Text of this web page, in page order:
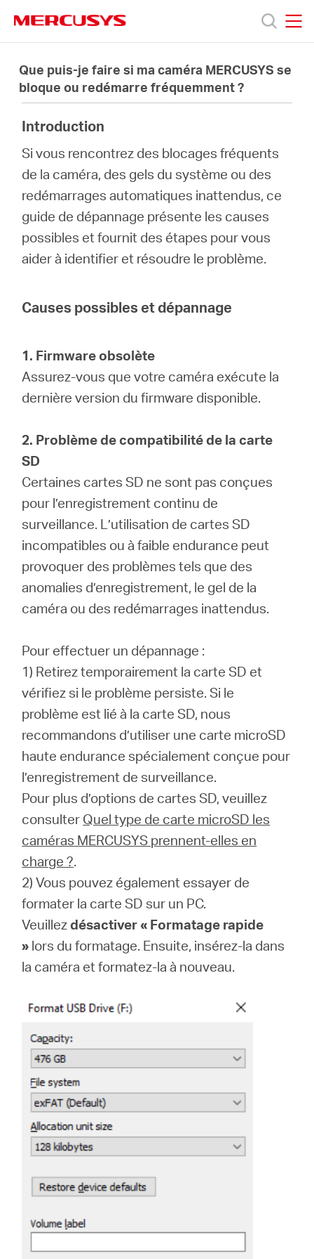
navigation
Produits
Support
propos
Canada
Français
Que puis-je faire si ma caméra MERCUSYS se
bloque ou redémarre fréquemment ?
Introduction
Si vous rencontrez des blocages fréquents
de la caméra, des gels du système ou des
redémarrages automatiques inattendus, ce
guide de dépannage présente les causes
possibles et fournit des étapes pour vous
aider à identifier et résoudre le problème.
Causes possibles et dépannage
1. Firmware obsolète
Assurez-vous que votre caméra exécute la
dernière version du firmware disponible.
2. Problème de compatibilité de la carte
SD
Certaines cartes SD ne sont pas conçues
pour l’enregistrement continu de
surveillance. L’utilisation de cartes SD
incompatibles ou à faible endurance peut
provoquer des problèmes tels que des
anomalies d’enregistrement, le gel de la
caméra ou des redémarrages inattendus.
Pour effectuer un dépannage :
1) Retirez temporairement la carte SD et
vérifiez si le problème persiste. Si le
problème est lié à la carte SD, nous
recommandons d’utiliser une carte microSD
haute endurance spécialement conçue pour
l’enregistrement de surveillance.
Pour plus d’options de cartes SD, veuillez
consulter Quel type de carte microSD les
caméras MERCUSYS prennent-elles en
charge ?.
2) Vous pouvez également essayer de
formater la carte SD sur un PC.
Veuillezdésactiver « Formatage rapide
» lors du formatage. Ensuite, insérez-la dans
la caméra et formatez-la à nouveau.